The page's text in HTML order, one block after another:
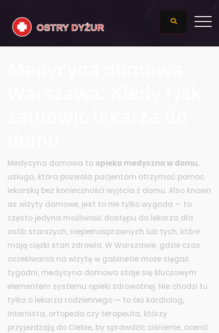
Medycyna domowa to opieka medyczna w domu,
usługa, która pozwala pacjentom otrzymać pomoc
lekarską bez konieczności wyjścia z domu. Also known
as wizyty domowe, jest to nie tylko wygoda — to
często jedyna możliwość dostępu do lekarza dla
osób starszych, niepełnosprawnych lub tych, które
mają ciężki stan zdrowia.W Warszawie, gdzie czas
oczekiwania na wizytę w gabinetie może sięgać
tygodni, medycyna domowa staje się kluczowym
elementem systemu opieki zdrowotnej. Nie chodzi tu
tylko o lekarza rodziennego — to też kardiolog,
internista, ortopeda czy terapeuta, którzy
przyjeżdżają do Ciebie, by sprawdzić ciśnienie, ocenić